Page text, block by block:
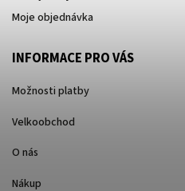
Moje objednávka
INFORMACE PRO VÁS
Možnosti platby
Velkoobchod
O nás
Nákup